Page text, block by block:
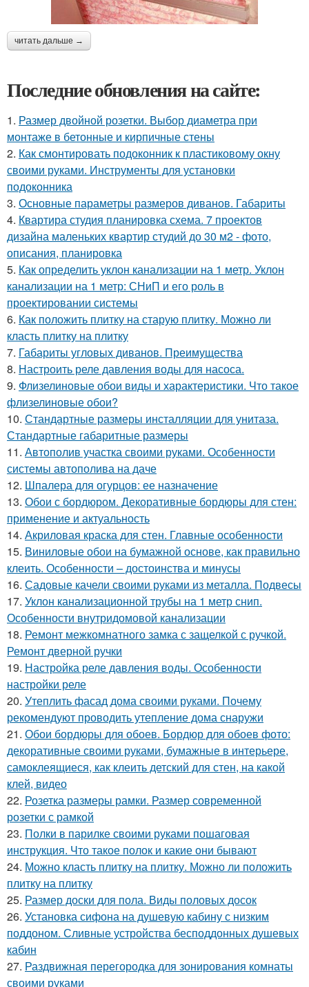
читать дальше →
Последние обновления на сайте:
1. Размер двойной розетки. Выбор диаметра при
монтаже в бетонные и кирпичные стены
2. Как смонтировать подоконник к пластиковому окну
своими руками. Инструменты для установки
подоконника
3. Основные параметры размеров диванов. Габариты
4. Квартира студия планировка схема. 7 проектов
дизайна маленьких квартир студий до 30 м2 - фото,
описания, планировка
5. Как определить уклон канализации на 1 метр. Уклон
канализации на 1 метр: СНиП и его роль в
проектировании системы
6. Как положить плитку на старую плитку. Можно ли
класть плитку на плитку
7. Габариты угловых диванов. Преимущества
8. Настроить реле давления воды для насоса.
9. Флизелиновые обои виды и характеристики. Что такое
флизелиновые обои?
10. Стандартные размеры инсталляции для унитаза.
Стандартные габаритные размеры
11. Автополив участка своими руками. Особенности
системы автополива на даче
12. Шпалера для огурцов: ее назначение
13. Обои с бордюром. Декоративные бордюры для стен:
применение и актуальность
14. Акриловая краска для стен. Главные особенности
15. Виниловые обои на бумажной основе, как правильно
клеить. Особенности – достоинства и минусы
16. Садовые качели своими руками из металла. Подвесы
17. Уклон канализационной трубы на 1 метр снип.
Особенности внутридомовой канализации
18. Ремонт межкомнатного замка с защелкой с ручкой.
Ремонт дверной ручки
19. Настройка реле давления воды. Особенности
настройки реле
20. Утеплить фасад дома своими руками. Почему
рекомендуют проводить утепление дома снаружи
21. Обои бордюры для обоев. Бордюр для обоев фото:
декоративные своими руками, бумажные в интерьере,
самоклеящиеся, как клеить детский для стен, на какой
клей, видео
22. Розетка размеры рамки. Размер современной
розетки с рамкой
23. Полки в парилке своими руками пошаговая
инструкция. Что такое полок и какие они бывают
24. Можно класть плитку на плитку. Можно ли положить
плитку на плитку
25. Размер доски для пола. Виды половых досок
26. Установка сифона на душевую кабину с низким
поддоном. Сливные устройства бесподдонных душевых
кабин
27. Раздвижная перегородка для зонирования комнаты
своими руками